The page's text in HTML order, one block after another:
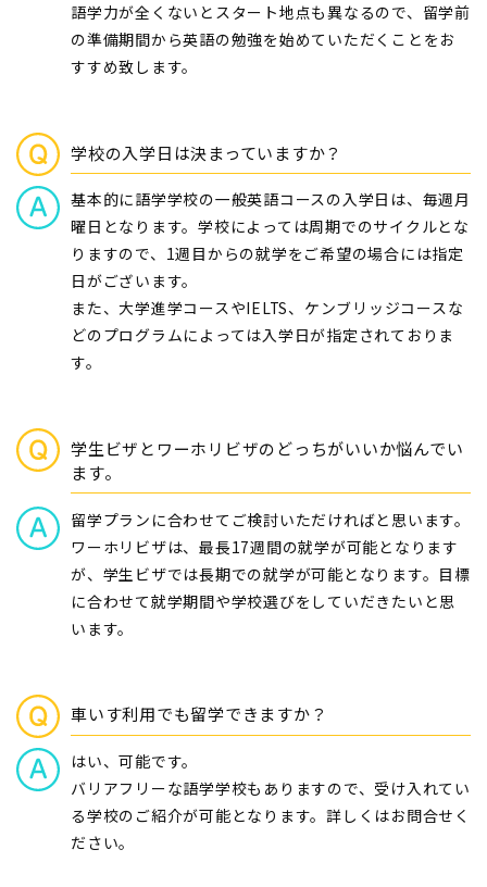
語学力が全くないとスタート地点も異なるので、留学前
の準備期間から英語の勉強を始めていただくことをお
すすめ致します。
学校の入学日は決まっていますか？
基本的に語学学校の一般英語コースの入学日は、毎週月
曜日となります。学校によっては周期でのサイクルとな
りますので、1週目からの就学をご希望の場合には指定
日がございます。
また、大学進学コースやIELTS、ケンブリッジコースな
どのプログラムによっては入学日が指定されておりま
す。
学生ビザとワーホリビザのどっちがいいか悩んでい
ます。
留学プランに合わせてご検討いただければと思います。
ワーホリビザは、最長17週間の就学が可能となります
が、学生ビザでは長期での就学が可能となります。目標
に合わせて就学期間や学校選びをしていだきたいと思
います。
車いす利用でも留学できますか？
はい、可能です。
バリアフリーな語学学校もありますので、受け入れてい
る学校のご紹介が可能となります。詳しくはお問合せく
ださい。